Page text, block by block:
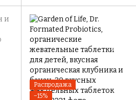
Распродажа
−15%